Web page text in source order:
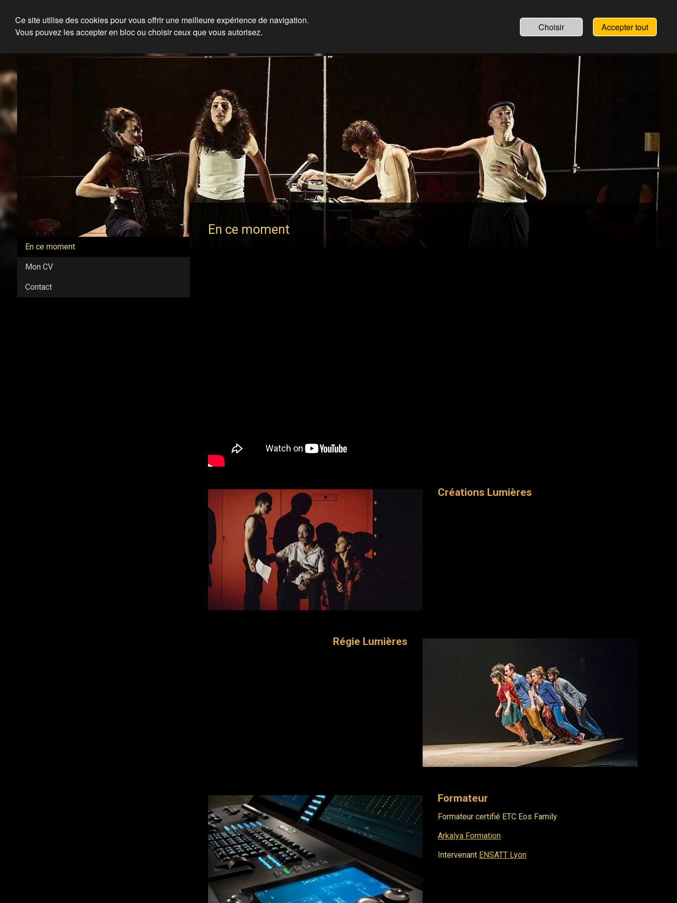
Julien Louisgrand
Eclairagiste, Régisseur lumières, Formateur Eos
En ce moment
Mon CV
Contact
En ce moment
Créations Lumières
Régie Lumières
Formateur
Formateur certifié ETC Eos Family
Arkalya Formation
Intervenant ENSATT Lyon
Ce site utilise des cookies pour vous offrir une meilleure expérience de navigation.
Vous pouvez les accepter en bloc ou choisir ceux que vous autorisez.
Choisir Accepter tout